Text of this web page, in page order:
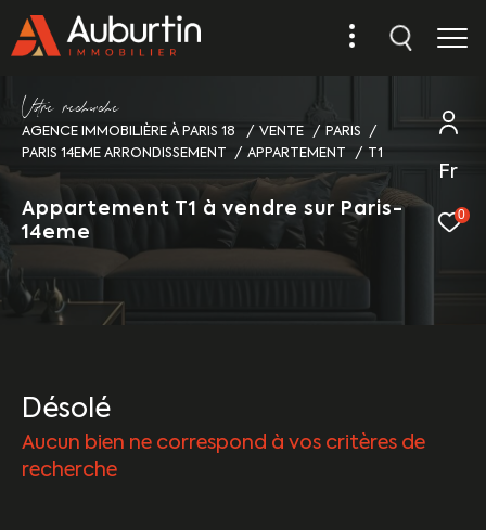
Fr
0
Vore recece
AGENCE IMMOBILIÈRE À PARIS 18 VENTE
PARIS
PARIS 14EME ARRONDISSEMENT
APPARTEMENT T1
Appartement T1 à vendre sur Paris-
14eme
Désolé
Aucun bien ne correspond à vos critères de
recherche